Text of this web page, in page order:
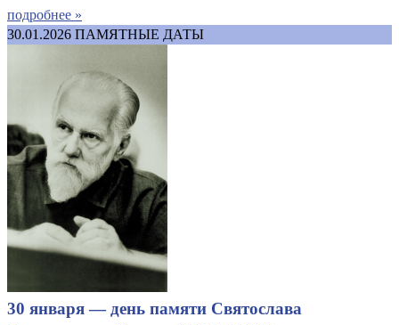
подробнее »
30.01.2026 ПАМЯТНЫЕ ДАТЫ
30 января — день памяти Святослава